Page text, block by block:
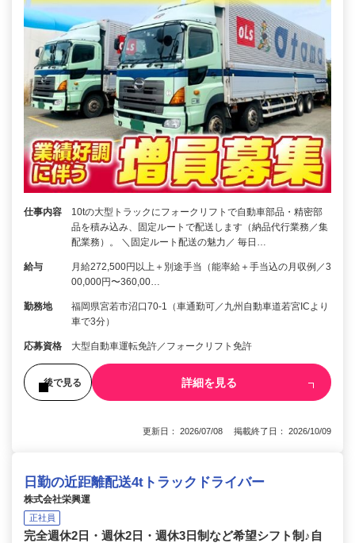
仕事内容
10tの大型トラックにフォークリフトで自動車部品・精密部
品を積み込み、固定ルートで配送します（納品代行業務／集
配業務）。 ＼固定ルート配送の魅力／ 毎日…
給与
月給272,500円以上＋別途手当（能率給＋手当込の月収例／3
00,000円〜360,00…
勤務地
福岡県宮若市沼口70-1（車通勤可／九州自動車道若宮ICより
車で3分）
応募資格 大型自動車運転免許／フォークリフト免許
後で見る 詳細を見る
更新日： 2026/07/08 掲載終了日： 2026/10/09
日勤の近距離配送4tトラックドライバー
株式会社栄興運
正社員
完全週休2日・週休2日・週休3日制など希望シフト制♪自